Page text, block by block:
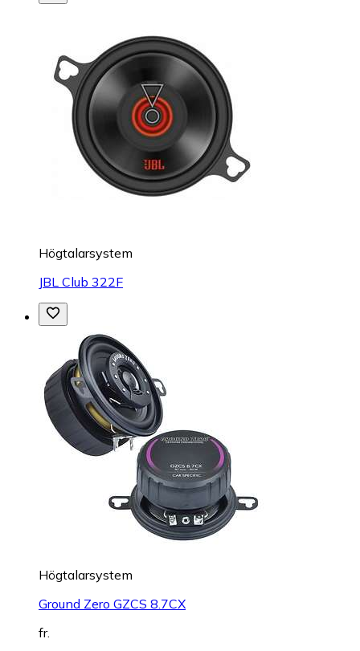
Högtalarsystem
JBL Club 322F
Högtalarsystem
Ground Zero GZCS 8.7CX
fr.